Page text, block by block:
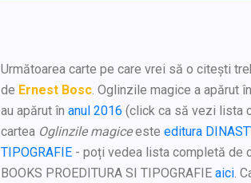
Următoarea carte pe care vrei să o citești
de Ernest Bosc . Oglinzile magice a apărut
au apărut în anul 2016 (click ca să vezi lista
cartea Oglinzile magiceeste editura
TIPOGRAFIE - poți vedea lista completă de
BOOKS PROEDITURA SI TIPOGRAFIE aici .